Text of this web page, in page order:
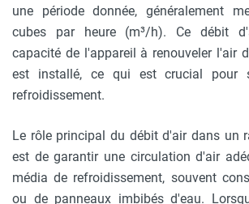
une période donnée, généralement
cubes par heure (m³/h). Ce débit
capacité de l'appareil à renouveler l'air
est installé, ce qui est crucial pour
refroidissement.
Le rôle principal du débit d'air dans un
est de garantir une circulation d'air
média de refroidissement, souvent
ou de panneaux imbibés d'eau.